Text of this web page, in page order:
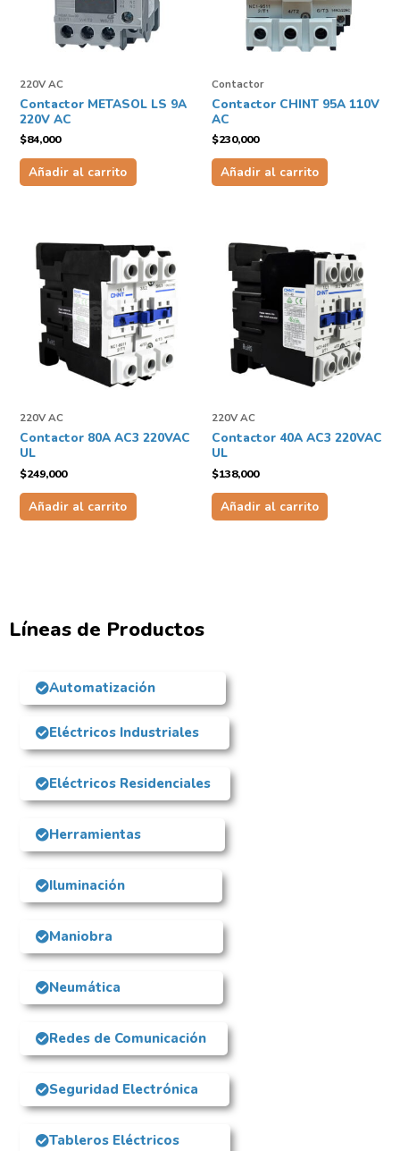
220V AC
Contactor METASOL LS 9A
220V AC
$84,000
Añadir al carrito
Contactor
Contactor CHINT 95A 110V
AC
$230,000
Añadir al carrito
220V AC
Contactor 80A AC3 220VAC
UL
$249,000
Añadir al carrito
220V AC
Contactor 40A AC3 220VAC
UL
$138,000
Añadir al carrito
Líneas de Productos
Automatización
Eléctricos Industriales
Eléctricos Residenciales
Herramientas
Iluminación
Maniobra
Neumática
Redes de Comunicación
Seguridad Electrónica
Tableros Eléctricos